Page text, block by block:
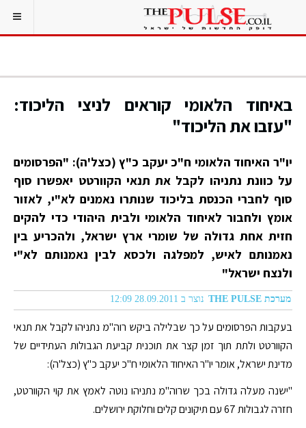
באיחוד הלאומי קוראים לניצי הליכוד:
"עזבו את הליכוד"
יו"ר האיחוד הלאומי ח"כ יעקב כ"ץ (כצל'ה): "הפרסומים
על כוונת נתניהו לקבל את תנאי הקוורטט יאפשרו סוף
סוף לחברי הכנסת בליכוד שנותרו נאמנים לא"י, לאזור
אומץ ולחבור לאיחוד הלאומי ולבית היהודי כדי להקים
חזית אחת גדולה של שומרי ארץ ישראל, ולהכריע בין
נאמנותם לאיש, למפלגה ולכסא לבין נאמנותם לא"י
ולנצח ישראל"
מערכת THE PULSE נוצר ב 28.09.2011 12:09
בעקבות הפרסומים על כך שבלילה ביקש רוה"מ נתניהו לקבל את תנאי
הקוורטט ולתת תוך זמן קצר את תוכנית קביעת הגבולות העתידיים של
מדינת ישראל, אומר יו"ר האיחוד הלאומי ח"כ יעקב כ"ץ (כצל'ה):
"ישנה מעלה גדולה בכך שרוה"מ נתניהו נוטה לאמץ את קוי הקוורטט,
חזרה לגבולות 67 עם תיקונים קלים וחלוקת ירושלים.